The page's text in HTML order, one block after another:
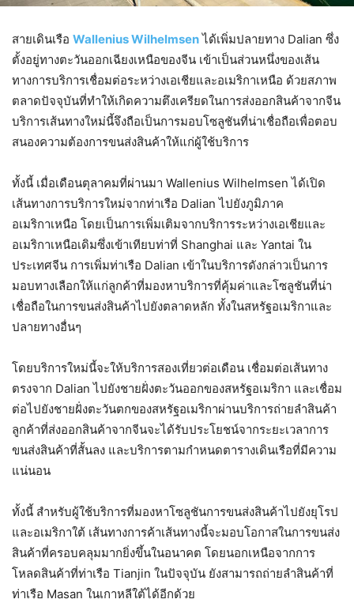
สายเดินเรือ Wallenius Wilhelmsenได้เพิ่มปลายทาง Dalian ซึ่ง
ตั้งอยู่ทางตะวันออกเฉียงเหนือของจีน เข้าเป็นส่วนหนึ่งของเส้น
ทางการบริการเชื่อมต่อระหว่างเอเชียและอเมริกาเหนือ ด้วยสภาพ
ตลาดปัจจุบันที่ทำให้เกิดความตึงเครียดในการส่งออกสินค้าจากจีน
บริการเส้นทางใหม่นี้จึงถือเป็นการมอบโซลูชันที่น่าเชื่อถือเพื่อตอบ
สนองความต้องการขนส่งสินค้าให้แก่ผู้ใช้บริการ
ทั้งนี้ เมื่อเดือนตุลาคมที่ผ่านมา Wallenius Wilhelmsen ได้เปิด
เส้นทางการบริการใหม่จากท่าเรือ Dalian ไปยังภูมิภาค
อเมริกาเหนือ โดยเป็นการเพิ่มเติมจากบริการระหว่างเอเชียและ
อเมริกาเหนือเดิมซึ่งเข้าเทียบท่าที่ Shanghai และ Yantai ใน
ประเทศจีน การเพิ่มท่าเรือ Dalian เข้าในบริการดังกล่าวเป็นการ
มอบทางเลือกให้แก่ลูกค้าที่มองหาบริการที่คุ้มค่าและโซลูชันที่น่า
เชื่อถือในการขนส่งสินค้าไปยังตลาดหลัก ทั้งในสหรัฐอเมริกาและ
ปลายทางอื่นๆ
โดยบริการใหม่นี้จะให้บริการสองเที่ยวต่อเดือน เชื่อมต่อเส้นทาง
ตรงจาก Dalian ไปยังชายฝั่งตะวันออกของสหรัฐอเมริกา และเชื่อม
ต่อไปยังชายฝั่งตะวันตกของสหรัฐอเมริกาผ่านบริการถ่ายลำสินค้า
ลูกค้าที่ส่งออกสินค้าจากจีนจะได้รับประโยชน์จากระยะเวลาการ
ขนส่งสินค้าที่สั้นลง และบริการตามกำหนดตารางเดินเรือที่มีความ
แน่นอน
ทั้งนี้ สำหรับผู้ใช้บริการที่มองหาโซลูชันการขนส่งสินค้าไปยังยุโรป
และอเมริกาใต้ เส้นทางการค้าเส้นทางนี้จะมอบโอกาสในการขนส่ง
สินค้าที่ครอบคลุมมากยิ่งขึ้นในอนาคต โดยนอกเหนือจากการ
โหลดสินค้าที่ท่าเรือ Tianjin ในปัจจุบัน ยังสามารถถ่ายลำสินค้าที่
ท่าเรือ Masan ในเกาหลีใต้ได้อีกด้วย